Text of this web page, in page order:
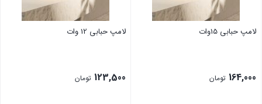
لامپ حبابی 15وات
164,000 تومان
لامپ حبابی 12 وات
123,500 تومان